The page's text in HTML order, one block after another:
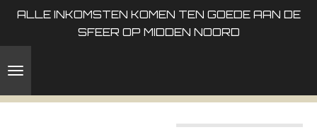
Ga
de
ALLE INKOMSTEN KOMEN TEN GOEDE AAN DE
SFEER OP MIDDEN NOORD